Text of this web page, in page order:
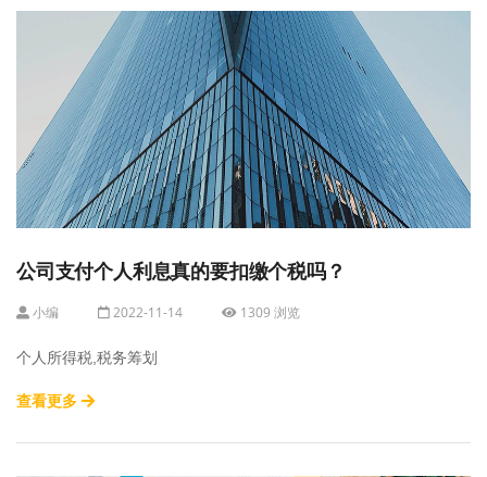
公司支付个人利息真的要扣缴个税吗？
小编 2022-11-14 1309 浏览
个人所得税,税务筹划
查看更多